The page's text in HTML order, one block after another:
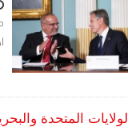
الولايات المتحدة